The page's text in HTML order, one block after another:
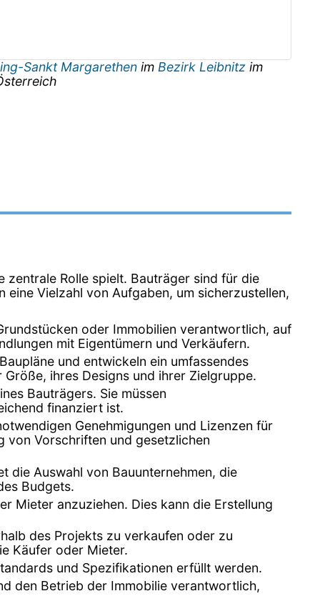
Sankt Margarethen im Bezirk Leibnitz im
zentrale Rolle spielt. Bauträger sind für die
Vielzahl von Aufgaben, um sicherzustellen,
oder Immobilien verantwortlich, auf
mit Eigentümern und Verkäufern.
und entwickeln ein umfassendes
ihres Designs und ihrer Zielgruppe.
Bauträgers. Sie müssen
finanziert ist.
Genehmigungen und Lizenzen für
von Vorschriften und gesetzlichen
die Auswahl von Bauunternehmen, die
Budgets.
Mieter anzuziehen. Dies kann die Erstellung
des Projekts zu verkaufen oder zu
Käufer oder Mieter.
und Spezifikationen erfüllt werden.
den Betrieb der Immobilie verantwortlich,